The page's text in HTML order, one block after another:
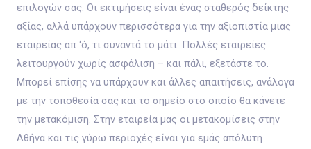
επιλογών σας. Οι εκτιμήσεις είναι ένας σταθερός δείκτης
αξίας, αλλά υπάρχουν περισσότερα για την αξιοπιστία μιας
εταιρείας απ ‘ό, τι συναντά το μάτι. Πολλές εταιρείες
λειτουργούν χωρίς ασφάλιση – και πάλι, εξετάστε το.
Μπορεί επίσης να υπάρχουν και άλλες απαιτήσεις, ανάλογα
με την τοποθεσία σας και το σημείο στο οποίο θα κάνετε
την μετακόμιση. Στην εταιρεία μας οι μετακομίσεις στην
Αθήνα και τις γύρω περιοχές είναι για εμάς απόλυτη